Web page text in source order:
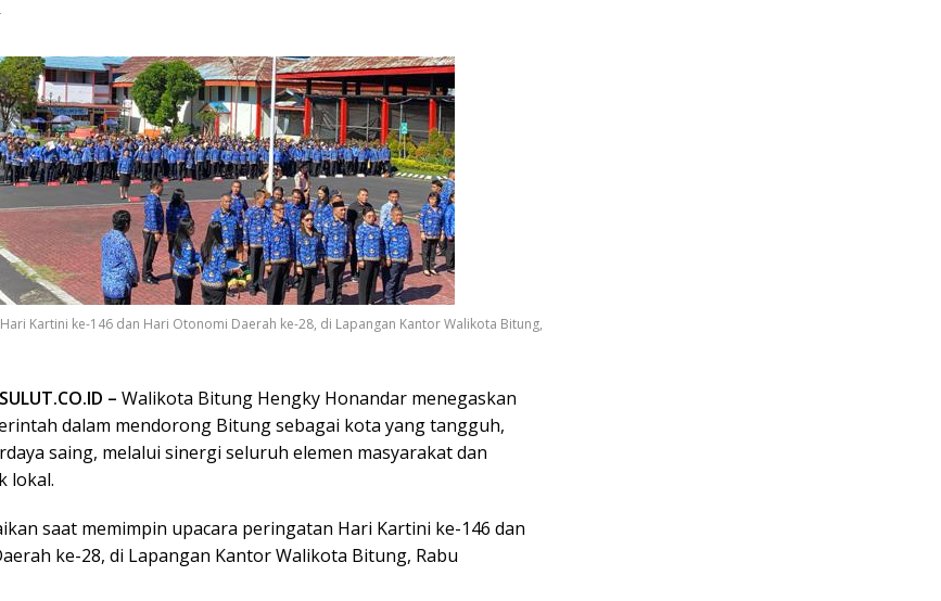
Kartini ke-146 dan Hari Otonomi Daerah ke-28, di Lapangan Kantor Walikota Bitung,
– Walikota Bitung Hengky Honandar menegaskan
dalam mendorong Bitung sebagai kota yang tangguh,
saing, melalui sinergi seluruh elemen masyarakat dan
lokal.
saat memimpin upacara peringatan Hari Kartini ke-146 dan
ke-28, di Lapangan Kantor Walikota Bitung, Rabu